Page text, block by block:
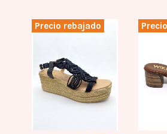
Precio rebajado